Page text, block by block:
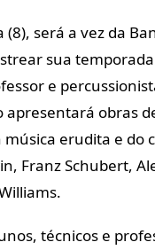
(8), será a vez da
sua
e
apresentará obras
música erudita e do
Franz Schubert,
técnicos e